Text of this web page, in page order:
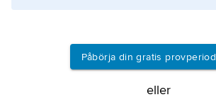
Information om artikeln
Påbörja din gratis provperiod
eller